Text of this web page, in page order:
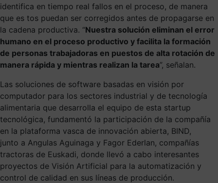
identifica en tiempo real fallos en el proceso, de manera
que es tos puedan ser corregidos antes de propagarse en
la cadena productiva. “Nuestra solución eliminan el error
humano en el proceso productivo y facilita la formación
de personas trabajadoras en puestos de alta rotación de
manera rápida y mientras realizan la tarea”, señalan.
Las soluciones de software basadas en visión por
computador para los sectores industrial y de tecnología
alimentaria que desarrolla el equipo de esta startup
tecnológica, fundamentó la participación de la compañía
en la plataforma vasca de innovación abierta, BIND,
junto a Angulas Aguinaga y Fagor Ederlan, compañías
tractoras de Euskadi, donde llevó a cabo interesantes
proyectos de Visión Artificial para la automatización y
control de calidad en sus líneas de producción.